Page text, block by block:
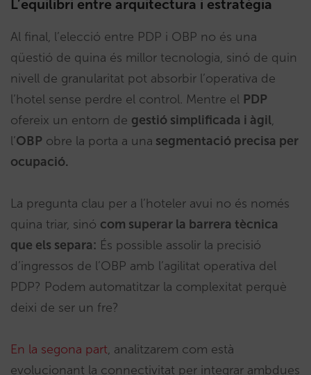
L’equilibri entre arquitectura i estratègia
Al final, l’elecció entre PDP i OBP no és una
qüestió de quina és millor tecnologia, sinó de quin
nivell de granularitat pot absorbir l’operativa de
l’hotel sense perdre el control. Mentre el PDP
ofereix un entorn de gestió simplificada i àgil,
l’OBP obre la porta a una segmentació precisa per
ocupació.
La pregunta clau per a l’hoteler avui no és només
quina triar, sinó com superar la barrera tècnica
que els separa: És possible assolir la precisió
d’ingressos de l’OBP amb l’agilitat operativa del
PDP? Podem automatitzar la complexitat perquè
deixi de ser un fre?
En la segona part, analitzarem com està
evolucionant la connectivitat per integrar ambdues